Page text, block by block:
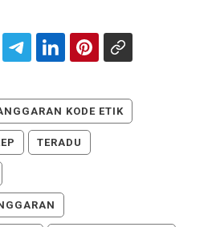
KODE ETIK
TERADU